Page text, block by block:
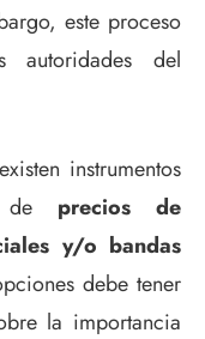
este proceso
del
instrumentos
de precios de
y/o bandas
debe tener
la importancia